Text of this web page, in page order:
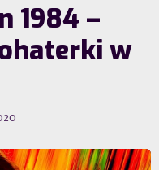
1984 –
w